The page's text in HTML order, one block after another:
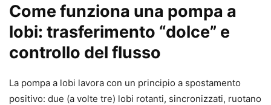
Come funziona una pompa a
lobi: trasferimento “dolce” e
controllo del flusso
La pompa a lobi lavora con un principio a spostamento
positivo: due (a volte tre) lobi rotanti, sincronizzati, ruotano